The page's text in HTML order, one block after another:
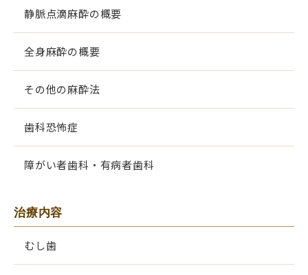
静脈点滴麻酔の概要
全身麻酔の概要
その他の麻酔法
歯科恐怖症
障がい者歯科・有病者歯科
治療内容
むし歯